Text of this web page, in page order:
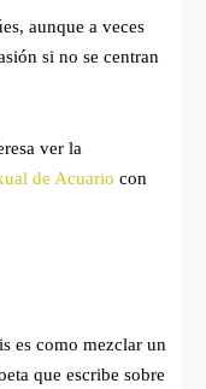
aunque a veces
si no se centran
ver la
de Acuario con
es como mezclar un
que escribe sobre